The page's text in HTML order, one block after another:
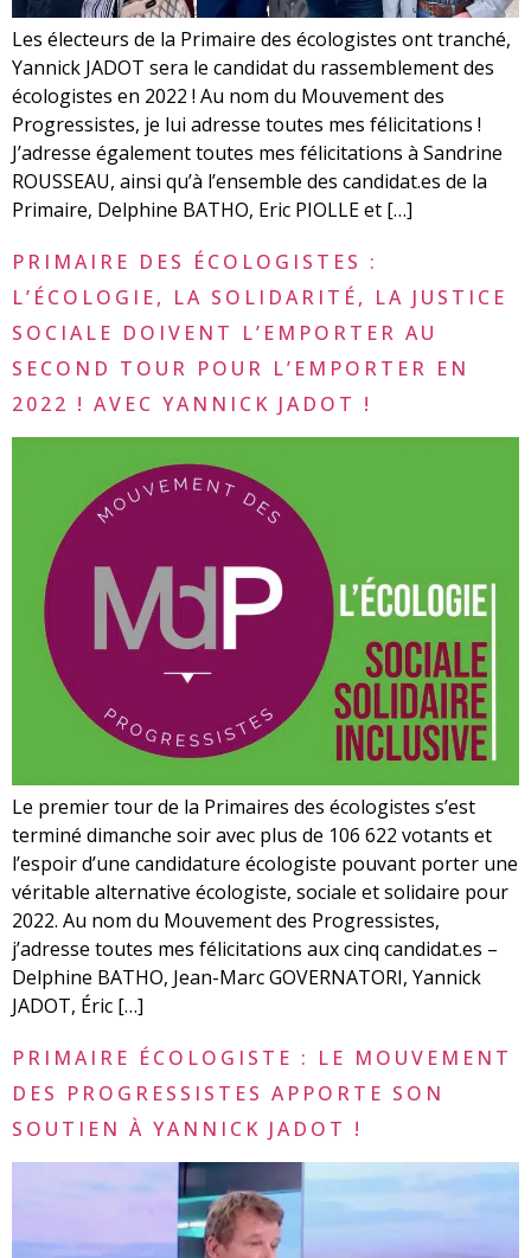
Les électeurs de la Primaire des écologistes ont tranché,
Yannick JADOT sera le candidat du rassemblement des
écologistes en 2022 ! Au nom du Mouvement des
Progressistes, je lui adresse toutes mes félicitations !
J’adresse également toutes mes félicitations à Sandrine
ROUSSEAU, ainsi qu’à l’ensemble des candidat.es de la
Primaire, Delphine BATHO, Eric PIOLLE et […]
PRIMAIRE DES ÉCOLOGISTES :
L’ÉCOLOGIE, LA SOLIDARITÉ, LA JUSTICE
SOCIALE DOIVENT L’EMPORTER AU
SECOND TOUR POUR L’EMPORTER EN
2022 ! AVEC YANNICK JADOT !
Le premier tour de la Primaires des écologistes s’est
terminé dimanche soir avec plus de 106 622 votants et
l’espoir d’une candidature écologiste pouvant porter une
véritable alternative écologiste, sociale et solidaire pour
2022. Au nom du Mouvement des Progressistes,
j’adresse toutes mes félicitations aux cinq candidat.es –
Delphine BATHO, Jean-Marc GOVERNATORI, Yannick
JADOT, Éric […]
PRIMAIRE ÉCOLOGISTE : LE MOUVEMENT
DES PROGRESSISTES APPORTE SON
SOUTIEN À YANNICK JADOT !